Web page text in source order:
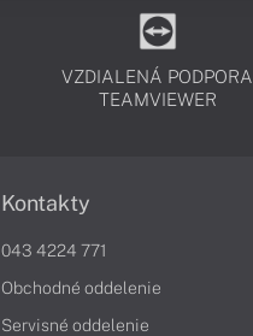
VZDIALENÁ PODPORA
TEAMVIEWER
Kontakty
043 4224 771
Obchodné oddelenie
Servisné oddelenie